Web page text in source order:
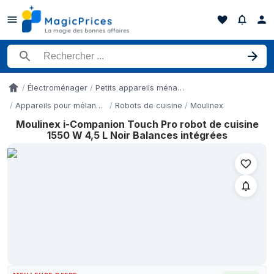
Rechercher un produit
AccueilÉlectroménager
Petits appareils ménagers
Appareils pour mélanger et à mixer
Robots de cuisine Moulinex
Moulinex i-Companion Touch Pro robot de cuisine
1550 W 4,5 L Noir Balances intégrées
Historique des prix de Moulinex i-Companion Touch Pro
Date
6 mai 2026